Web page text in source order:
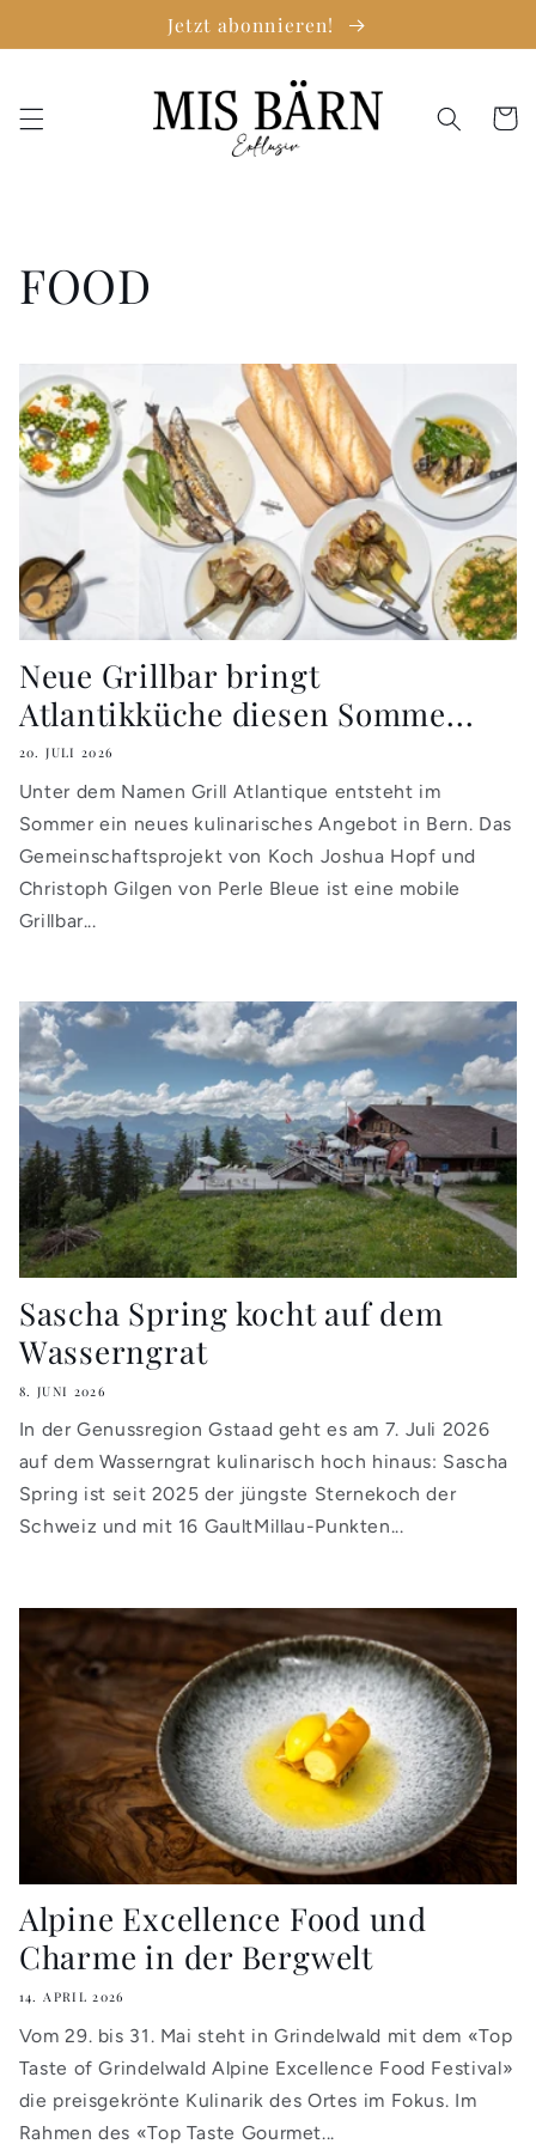
Inhalt
Jetzt abonnieren!
FOOD
Neue Grillbar bringt
Atlantikküche diesen Somme...
20. JULI 2026
Unter dem Namen Grill Atlantique entsteht im
Sommer ein neues kulinarisches Angebot in Bern. Das
Gemeinschaftsprojekt von Koch Joshua Hopf und
Christoph Gilgen von Perle Bleue ist eine mobile
Grillbar...
Sascha Spring kocht auf dem
Wasserngrat
8. JUNI 2026
In der Genussregion Gstaad geht es am 7. Juli 2026
auf dem Wasserngrat kulinarisch hoch hinaus: Sascha
Spring ist seit 2025 der jüngste Sternekoch der
Schweiz und mit 16 GaultMillau-Punkten...
Alpine Excellence Food und
Charme in der Bergwelt
14. APRIL 2026
Vom 29. bis 31. Mai steht in Grindelwald mit dem «Top
Taste of Grindelwald Alpine Excellence Food Festival»
die preisgekrönte Kulinarik des Ortes im Fokus. Im
Rahmen des «Top Taste Gourmet...